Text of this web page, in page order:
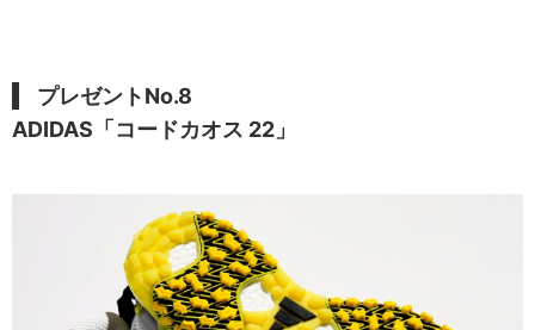
プレゼントNo.8
ADIDAS「コードカオス 22」